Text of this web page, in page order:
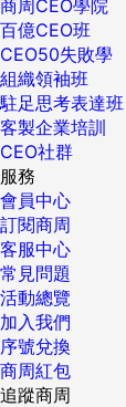
商周CEO學院
百億CEO班
CEO50失敗學
組織領袖班
駐足思考表達班
客製企業培訓
CEO社群
服務
會員中心
訂閱商周
客服中心
常見問題
活動總覽
加入我們
序號兌換
商周紅包
追蹤商周